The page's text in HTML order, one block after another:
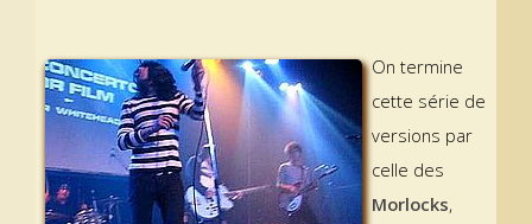
On termine
cette série de
versions par
celle des
Morlocks,